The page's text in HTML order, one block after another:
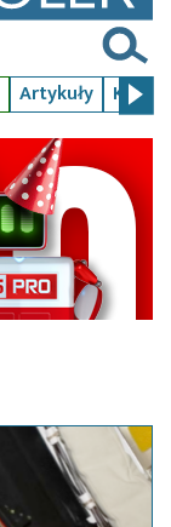
Artykuły Kursy